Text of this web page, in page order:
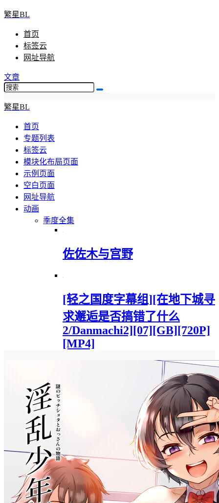
繁星BL
首页
标签云
网址导航
文章
繁星BL
首页
专题列表
标签云
模块化布局页面
示例页面
空白页面
网址导航
动画
季度全集
佐佐木与宫野
[轻之国度字幕组][在地下城寻
求邂逅是否搞错了什么
2/Danmachi2][07][GB][720P]
[MP4]